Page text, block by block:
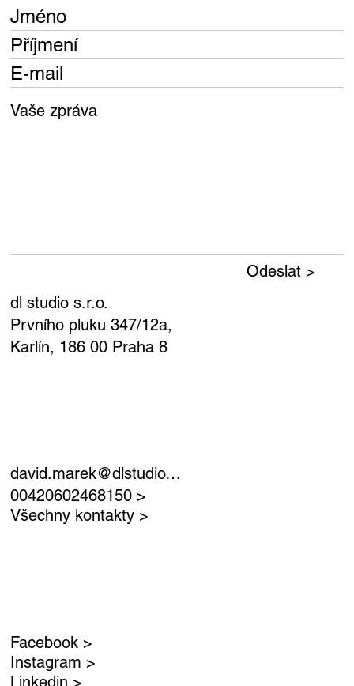
dl studio s.r.o.
Prvního pluku 347/12a,
Karlín, 186 00 Praha 8
Odeslat >
00420602468150 >
david.marek@dlstudio.cz >
Všechny kontakty >
Facebook >
Instagram >
Linkedin >